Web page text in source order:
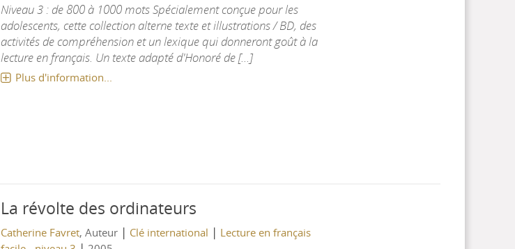
Niveau 3 : de 800 à 1000 mots Spécialement conçue pour les
adolescents, cette collection alterne texte et illustrations / BD, des
activités de compréhension et un lexique qui donneront goût à la
lecture en français. Un texte adapté d'Honoré de [...]
Plus d'information...
La révolte des ordinateurs
Catherine Favret, Auteur | Clé international | Lecture en français